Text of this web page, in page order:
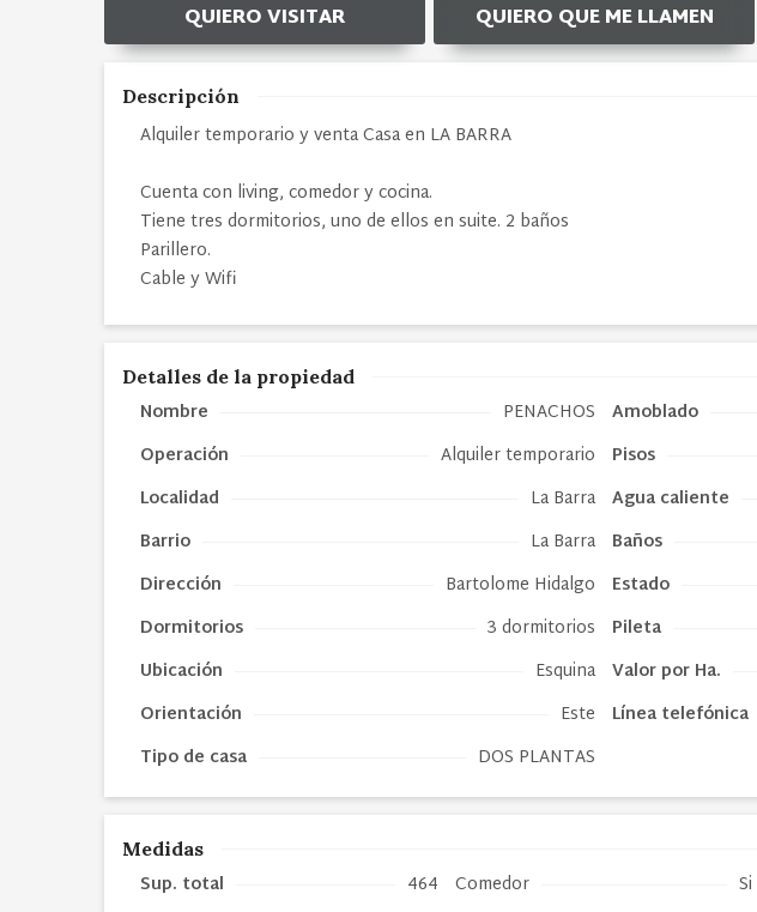
QUIERO VISITAR QUIERO QUE ME LLAMEN
Descripción
Alquiler temporario y venta Casa en LA BARRA
Cuenta con living, comedor y cocina.
Tiene tres dormitorios, uno de ellos en suite. 2 baños
Parillero.
Cable y Wifi
Detalles de la propiedad
Nombre
PENACHOS
Operación
Alquiler temporario
Localidad
La Barra
Barrio
La Barra
Dirección
Bartolome Hidalgo
Dormitorios
3 dormitorios
Ubicación
Esquina
Orientación
Este
Tipo de casa DOS PLANTAS
Amoblado
Pisos
Agua caliente
Baños
Estado
Pileta
Valor por Ha.
Línea telefónica
Medidas
Sup. total
464 Comedor
Si